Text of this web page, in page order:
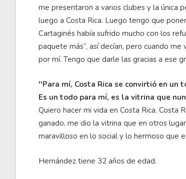
me presentaron a varios clubes y la única
luego a Costa Rica. Luego tengo que
Cartaginés había sufrido mucho con los
paquete más”, así decían, pero cuando
por mí. Tengo que darle las gracias a ese
''Para mí, Costa Rica se convirtió en un
Es un todo para mí, es la vitrina que
Quiero hacer mi vida en Costa Rica.
ganado, me dio la vitrina que en otros
maravilloso en lo social y lo hermoso que
Hernández tiene 32 años de edad.